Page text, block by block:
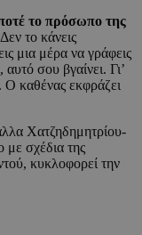
το πρόσωπο της
το κάνεις
μια μέρα να γράφεις
σου βγαίνει. Γι’
Ο καθένας εκφράζει
Χατζηδημητρίου-
με σχέδια της
κυκλοφορεί την